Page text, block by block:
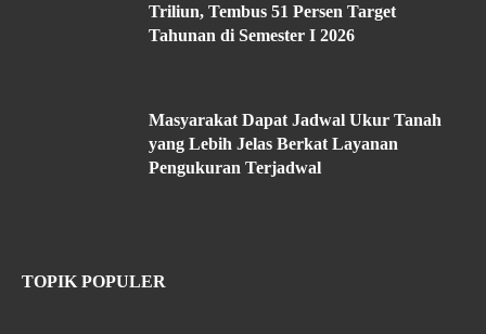
Triliun, Tembus 51 Persen Target
Tahunan di Semester I 2026
Masyarakat Dapat Jadwal Ukur Tanah
yang Lebih Jelas Berkat Layanan
Pengukuran Terjadwal
TOPIK POPULER